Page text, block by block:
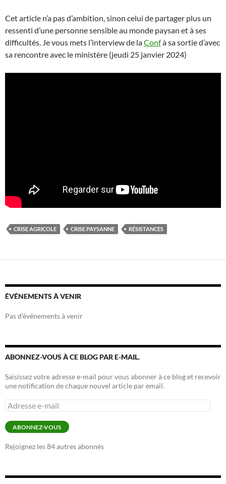
Cet article n’a pas d’ambition, sinon celui de partager plus un
ressenti d’une personne sensible au monde paysan et à ses
difficultés. Je vous mets l’interview de laConfà sa sortie d’avec
sa rencontre avec le ministère (jeudi 25 janvier 2024)
CRISE AGRICOLE CRISE PAYSANNE RÉSISTANCES
ÉVÉNEMENTS À VENIR
Pas d’événements à venir
ABONNEZ-VOUS À CE BLOG PAR E-MAIL.
Saisissez votre adresse e-mail pour vous abonner à ce blog et recevoir
une notification de chaque nouvel article par email.
Adresse
e-
mail
ABONNEZ-VOUS
Rejoignez les 84 autres abonnés